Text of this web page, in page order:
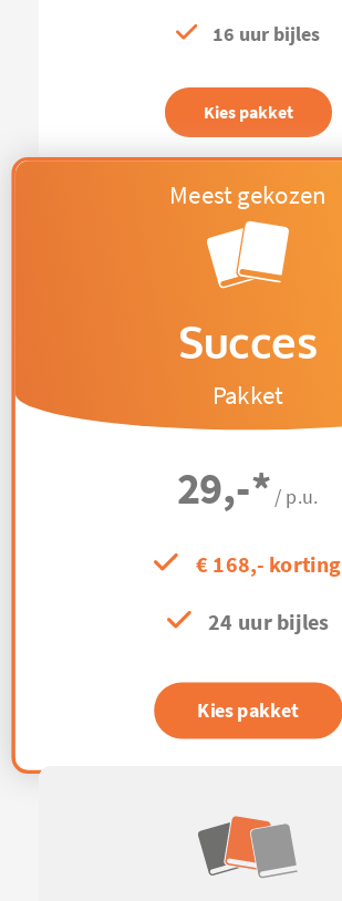
16 uur bijles
Kies pakket
Succes
Pakket
29,-* / p.u.
€ 168,- korting
24 uur bijles
Kies pakket